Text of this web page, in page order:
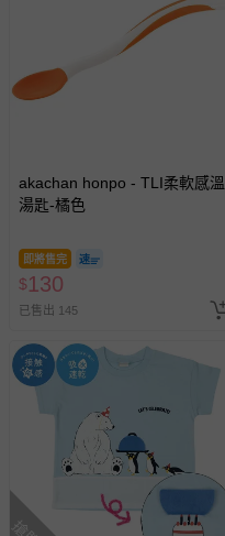
akachan honpo - TLI柔軟感溫
湯匙-橘色
即將售完
$130
已售出 145